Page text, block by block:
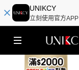
UNIKCY
立刻使用官方APP